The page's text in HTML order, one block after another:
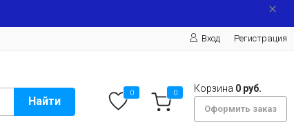
Вход Регистрация
Найти
0 0 Корзина 0 руб.
Оформить заказ